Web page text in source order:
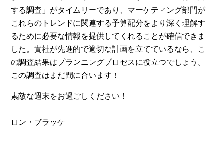
する調査」がタイムリーであり、マーケティング部門が
これらのトレンドに関連する予算配分をより深く理解す
るために必要な情報を提供してくれることが確信できま
した。貴社が先進的で適切な計画を立てているなら、こ
の調査結果はプランニングプロセスに役立つでしょう。
この調査はまだ間に合います！
素敵な週末をお過ごしください！
ロン・ブラッケ